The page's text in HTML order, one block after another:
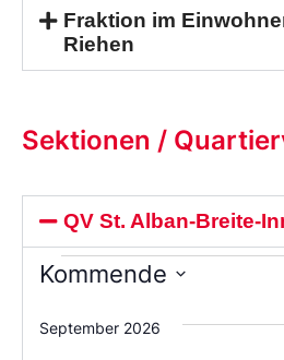
Fraktion im
Riehen
Sektionen /
QV St. Alban-Breite-
Kommende
Sie
das
September 2026